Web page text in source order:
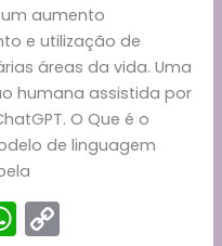
aumento
e utilização de
áreas da vida. Uma
humana assistida por
O Que é o
de linguagem
W